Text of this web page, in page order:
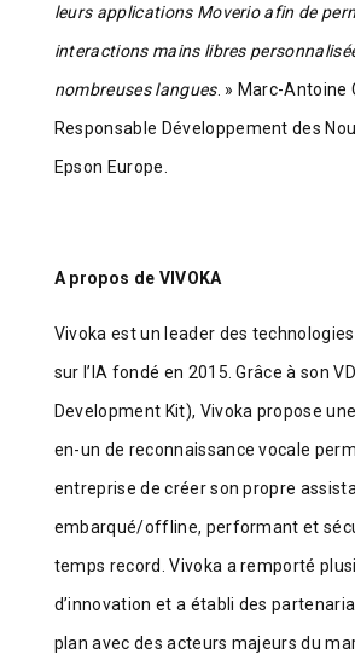
leurs applications Moverio afin de
interactions mains libres
nombreuses langues. » Marc-Antoine
Responsable Développement des
Epson Europe.
A propos de VIVOKA
Vivoka est un leader des
sur l’IA fondé en 2015. Grâce à son
Development Kit), Vivoka propose
en-un de reconnaissance vocale
entreprise de créer son propre
embarqué/offline, performant et
temps record. Vivoka a remporté
d’innovation et a établi des
plan avec des acteurs majeurs du